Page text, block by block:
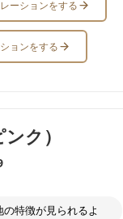
ーションをする
ョンをする
ク）
特徴が見られるよ